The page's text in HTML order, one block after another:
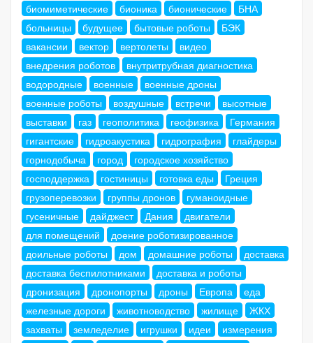
биомиметические
бионика бионические
БНА
больницы
будущее бытовые роботы
БЭК
вакансии
вектор вертолеты
видео
внедрения роботов
внутритрубная диагностика
водородные
военные
военные дроны
военные роботы
воздушные встречи
высотные
выставки
газ геополитика геофизика
Германия
гигантские
гидроакустика гидрография
глайдеры
горнодобыча
город
городское хозяйство
господдержка
гостиницы готовка еды
Греция
грузоперевозки
группы дронов
гуманоидные
гусеничные
дайджест Дания
двигатели
для помещений
доение роботизированное
доильные роботы
дом домашние роботы
доставка
доставка беспилотниками
доставка и роботы
дронизация
дронопорты дроны Европа
еда
железные дороги
животноводство жилище
ЖКХ
захваты
земледелие игрушки идеи
измерения